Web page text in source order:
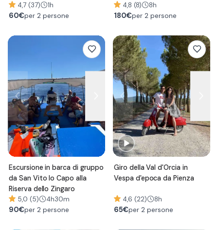
4,7 (37) 1h
60€per 2 persone
4,8 (8) 8h
180€per 2 persone
Escursione in barca di gruppo
da San Vito lo Capo alla
Riserva dello Zingaro
5,0 (5) 4h30m
90€per 2 persone
Giro della Val d'Orcia in
Vespa d'epoca da Pienza
4,6 (22) 8h
65€per 2 persone